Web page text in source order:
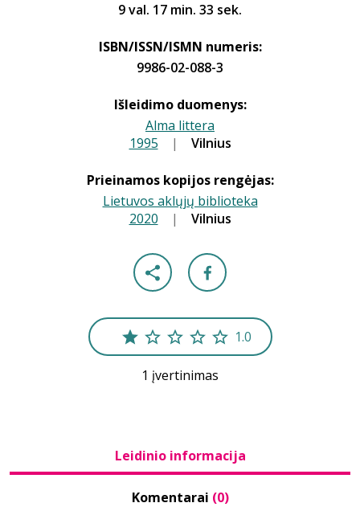
9 val. 17 min. 33 sek.
ISBN/ISSN/ISMN numeris:
9986-02-088-3
Išleidimo duomenys:
Alma littera
1995 | Vilnius
Prieinamos kopijos rengėjas:
Lietuvos aklųjų biblioteka
2020 | Vilnius
1.0
1 įvertinimas
Leidinio informacija
Komentarai (0)